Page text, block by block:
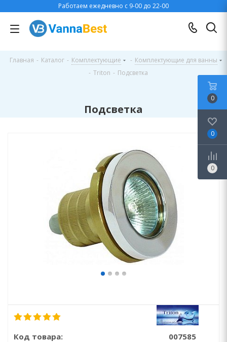
Работаем ежедневно с 9-00 до 22-00
Главная - Каталог - Комплектующие - Комплектующие для ванны
- Triton - Подсветка
Подсветка
Код товара: 007585
0
0
0